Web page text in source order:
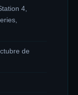
4,
de